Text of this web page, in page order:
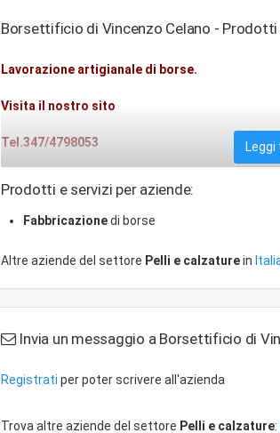
Borsettificio di Vincenzo Celano - Prodotti
Lavorazione artigianale di borse.
Visita il nostro sito
Tel.347/4798053
Prodotti e servizi per aziende:
Fabbricazionedi borse
Altre aziende del settore Pelli e calzaturein
Invia un messaggio a Borsettificio di
Registrati per poter scrivere all'azienda
Trova altre aziende del settore Pelli e calzature: